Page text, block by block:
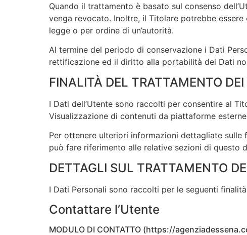
Quando il trattamento è basato sul consenso
venga revocato. Inoltre, il Titolare potrebbe
legge o per ordine di un’autorità.
Al termine del periodo di conservazione i Dati
rettificazione ed il diritto alla portabilità dei Dati
FINALITÀ DEL TRATTAMENTO
I Dati dell’Utente sono raccolti per consentire al
Visualizzazione di contenuti da piattaforme
Per ottenere ulteriori informazioni dettagliate sulle
può fare riferimento alle relative sezioni di questo
DETTAGLI SUL TRATTAMENTO
I Dati Personali sono raccolti per le seguenti
Contattare l’Utente
MODULO DI CONTATTO (https://